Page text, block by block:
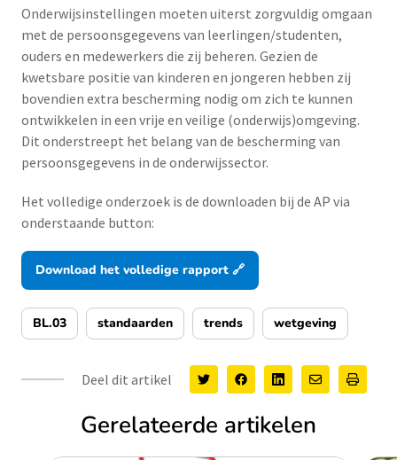
Onderwijsinstellingen moeten uiterst zorgvuldig omgaan
met de persoonsgegevens van leerlingen/studenten,
ouders en medewerkers die zij beheren. Gezien de
kwetsbare positie van kinderen en jongeren hebben zij
bovendien extra bescherming nodig om zich te kunnen
ontwikkelen in een vrije en veilige (onderwijs)omgeving.
Dit onderstreept het belang van de bescherming van
persoonsgegevens in de onderwijssector.
Het volledige onderzoek is de downloaden bij de AP via
onderstaande button:
Download het volledige rapport 🔗
BL.03 standaarden trends wetgeving
Deel dit artikel
Gerelateerde artikelen